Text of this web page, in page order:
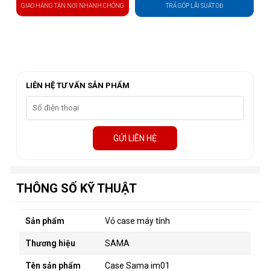
GIAO HÀNG TẬN NƠI NHANH CHÓNG TRẢ GÓP LÃI SUẤT 0Đ
LIÊN HỆ TƯ VẤN SẢN PHẨM
GỬI LIÊN HỆ
THÔNG SỐ KỸ THUẬT
Sản phẩm Vỏ case máy tính
Thương hiệu SAMA
Tên sản phẩm Case Sama im01